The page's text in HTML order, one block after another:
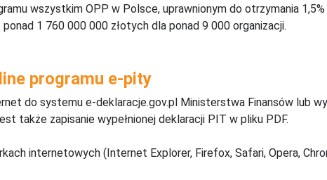
wszystkim OPP w Polsce, uprawnionym do otrzymania
1 760 000 000 złotych dla ponad 9 000 organizacji.
programu e-pity
do systemu e-deklaracje.gov.pl Ministerstwa Finansów lub
także zapisanie wypełnionej deklaracji PIT w pliku PDF.
internetowych (Internet Explorer, Firefox, Safari, Opera,